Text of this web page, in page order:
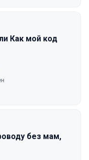
Как мой код
без мам,